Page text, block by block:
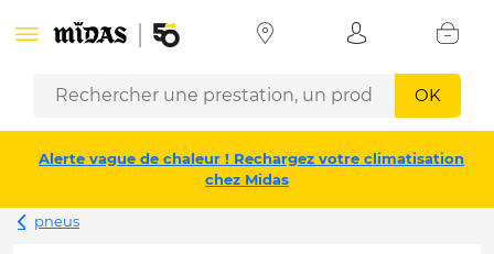
OK
Alerte vague de chaleur ! Rechargez votre climatisation
chez Midas
pneus